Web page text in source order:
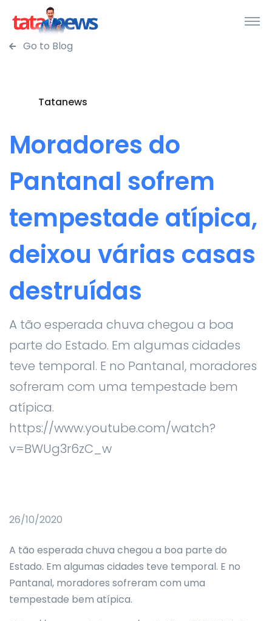
Go to Blog
Tatanews
Moradores do
Pantanal sofrem
tempestade atípica,
deixou várias casas
destruídas
A tão esperada chuva chegou a boa
parte do Estado. Em algumas cidades
teve temporal. E no Pantanal, moradores
sofreram com uma tempestade bem
atípica.
https://www.youtube.com/watch?
v=BWUg3r6zC_w
26/10/2020
A tão esperada chuva chegou a boa parte do
Estado. Em algumas cidades teve temporal. E no
Pantanal, moradores sofreram com uma
tempestade bem atípica.